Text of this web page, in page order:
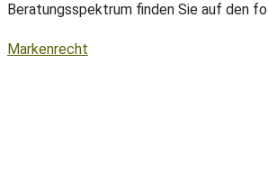
Beratungsspektrum finden Sie auf den
Markenrecht